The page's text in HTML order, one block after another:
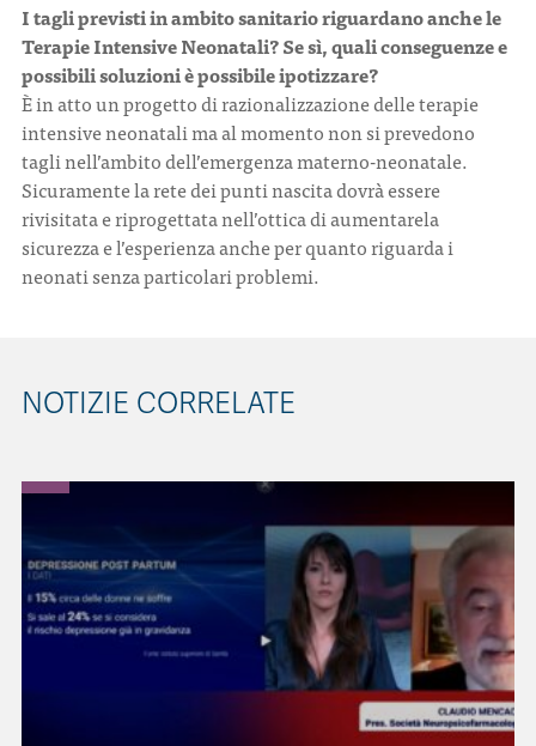
I tagli previsti in ambito sanitario riguardano anche le
Terapie Intensive Neonatali? Se sì, quali conseguenze e
possibili soluzioni è possibile ipotizzare?
È in atto un progetto di razionalizzazione delle terapie
intensive neonatali ma al momento non si prevedono
tagli nell’ambito dell’emergenza materno-neonatale.
Sicuramente la rete dei punti nascita dovrà essere
rivisitata e riprogettata nell’ottica di aumentarela
sicurezza e l’esperienza anche per quanto riguarda i
neonati senza particolari problemi.
NOTIZIE CORRELATE